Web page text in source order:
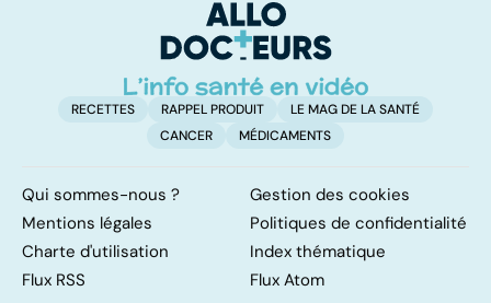
RECETTES RAPPEL PRODUIT
LE MAG DE LA SANTÉ
CANCER
MÉDICAMENTS
Qui sommes-nous ?
Gestion des cookies
Mentions légales
Politiques de confidentialité
Charte d'utilisation
Index thématique
Flux RSS
Flux Atom